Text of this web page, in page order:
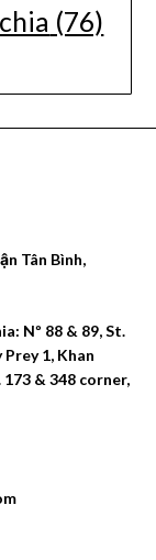
(76)
Tân Bình,
Nº 88 & 89, St.
1, Khan
173 & 348 corner,